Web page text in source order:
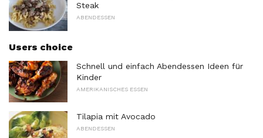
Steak
ABENDESSEN
Users choice
Schnell und einfach Abendessen Ideen für
Kinder
AMERIKANISCHES ESSEN
Tilapia mit Avocado
ABENDESSEN